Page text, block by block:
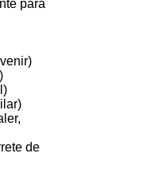
para
de